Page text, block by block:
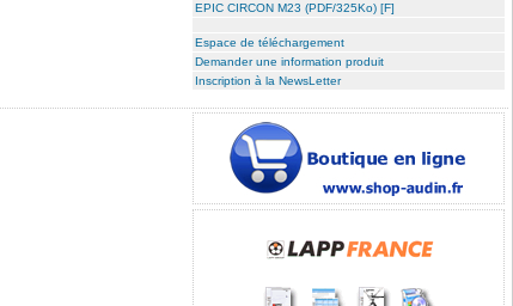
EPIC CIRCON M23 (PDF/325Ko) [F]
Espace de téléchargement
Demander une information produit
Inscription à la NewsLetter